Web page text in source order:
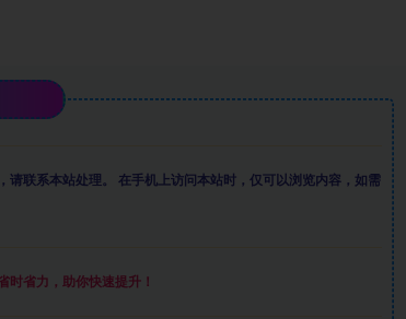
请联系本站处理。 在手机上访问本站时，仅可以浏览内容，如需
时省力，助你快速提升！